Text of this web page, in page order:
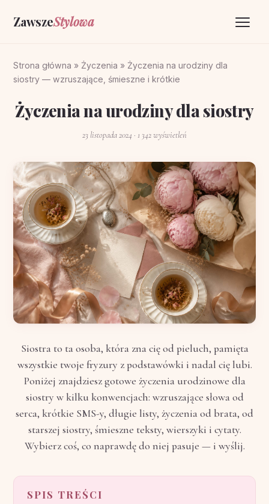
ZawszeStylowa
Życzenia
O portalu
Strona główna » Życzenia » Życzenia na urodziny dla
siostry — wzruszające, śmieszne i krótkie
Życzenia na urodziny dla siostry
23 listopada 2024 · 1 342 wyświetleń
Siostra to ta osoba, która zna cię od pieluch, pamięta
wszystkie twoje fryzury z podstawówki i nadal cię lubi.
Poniżej znajdziesz gotowe życzenia urodzinowe dla
siostry w kilku konwencjach: wzruszające słowa od
serca, krótkie SMS-y, długie listy, życzenia od brata, od
starszej siostry, śmieszne teksty, wierszyki i cytaty.
Wybierz coś, co naprawdę do niej pasuje — i wyślij.
SPIS TREŚCI